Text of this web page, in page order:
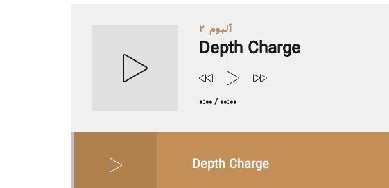
آلبوم 2
Depth Charge
00:00
/
0:00
Depth Charge